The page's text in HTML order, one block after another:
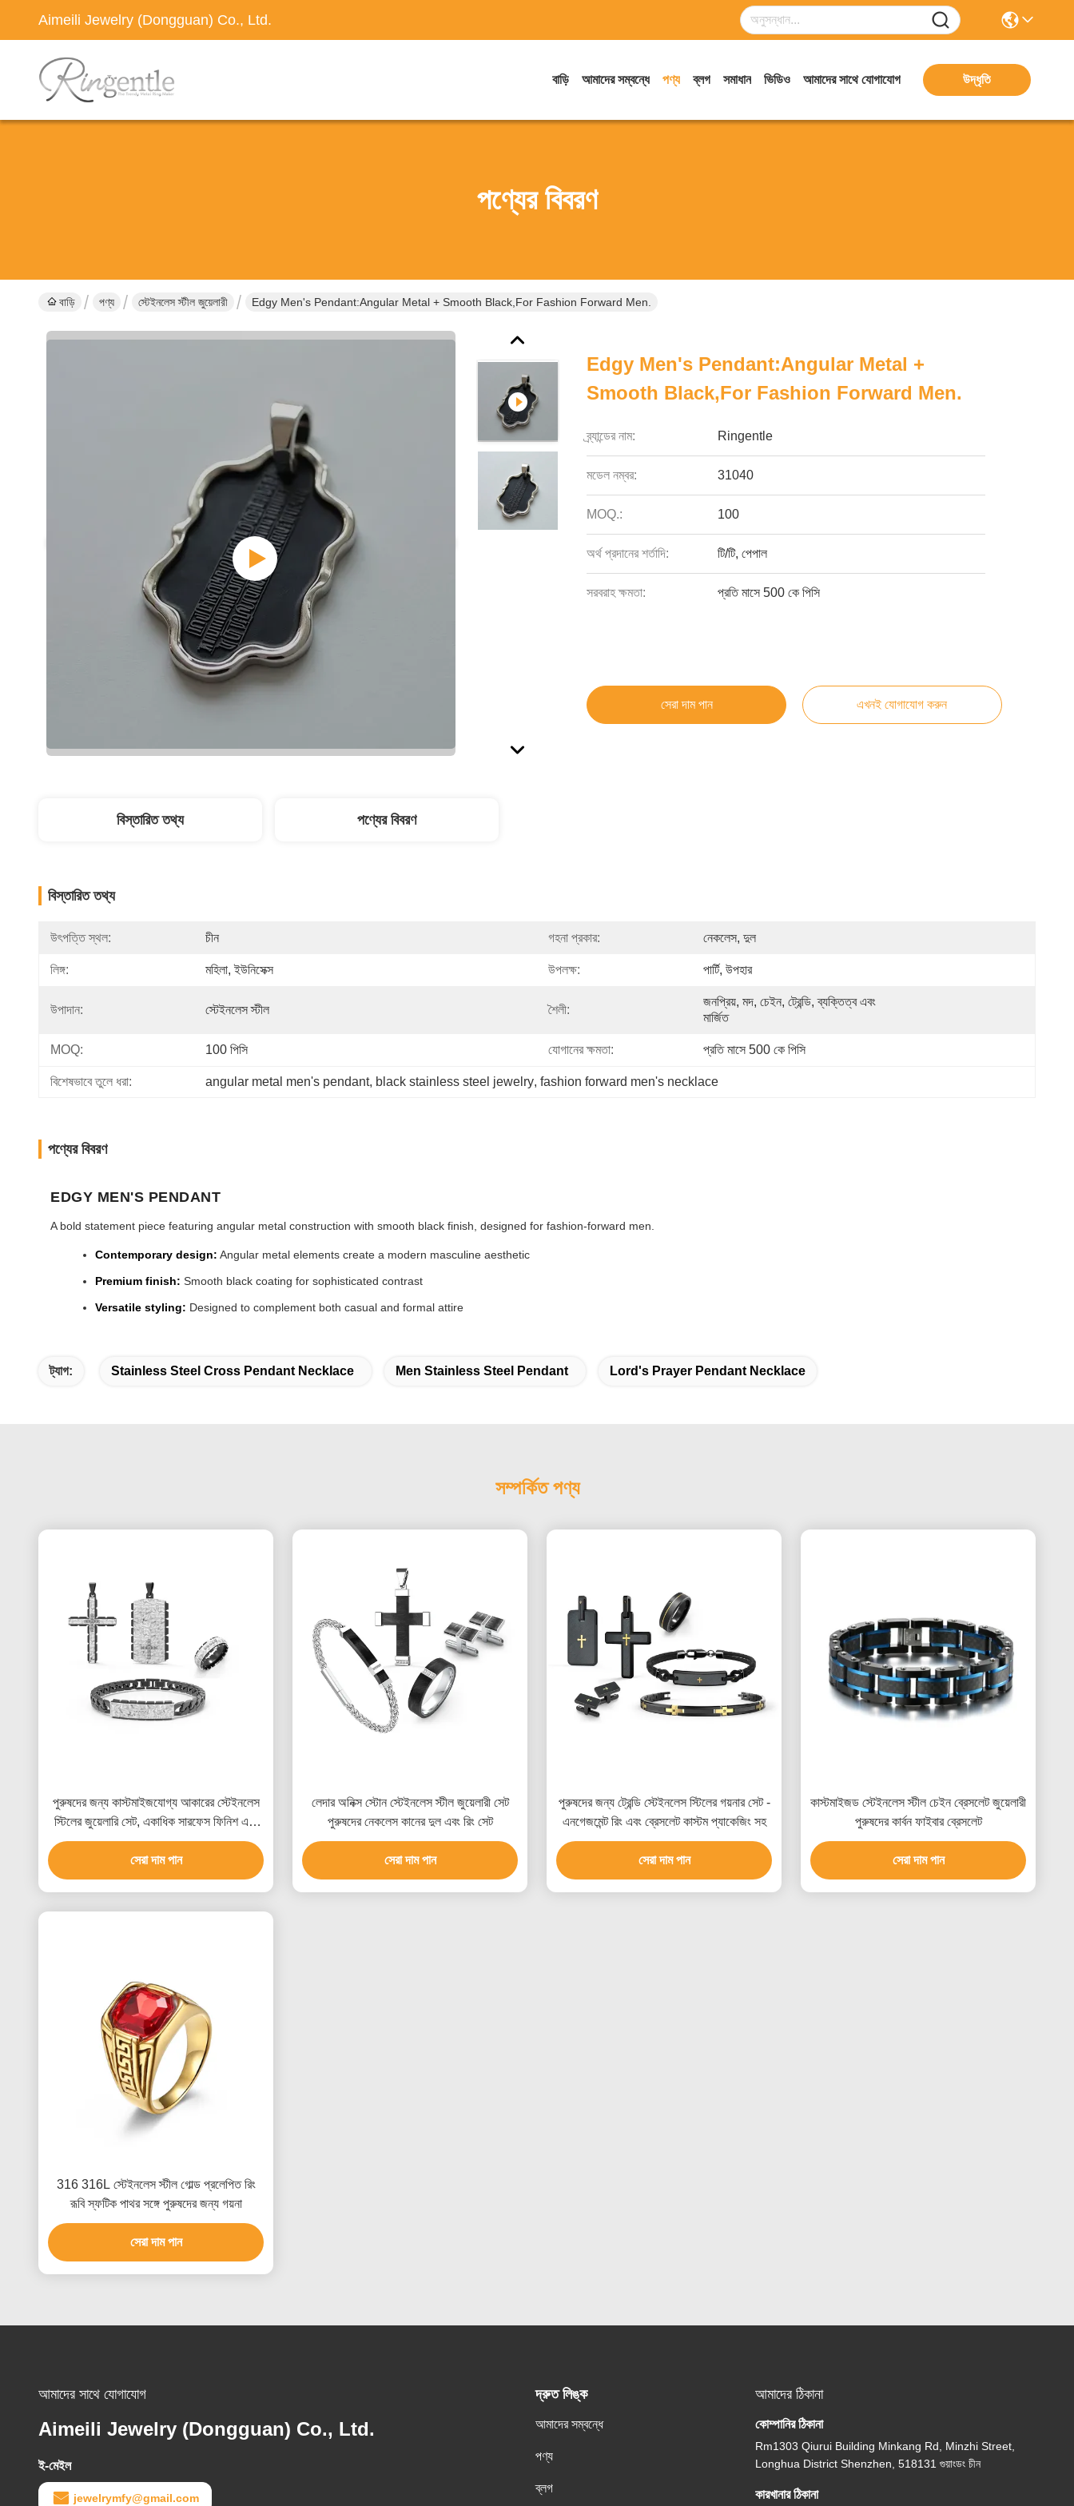
Aimeili Jewelry (Dongguan) Co., Ltd.
বাড়ি আমাদের সম্বন্ধে পণ্য ব্লগ সমাধান ভিডিও আমাদের সাথে যোগাযোগ উদ্ধৃতি
পণ্যের বিবরণ
বাড়ি পণ্য স্টেইনলেস স্টীল জুয়েলারী Edgy Men's Pendant:Angular Metal + Smooth Black,for Fashion Forward Men.
Edgy Men's Pendant:Angular Metal +
Smooth Black,for Fashion Forward Men.
ব্র্যান্ডের নাম: Ringentle
মডেল নম্বর: 31040
MOQ.: 100
অর্থ প্রদানের শর্তাদি: টি/টি, পেপাল
সরবরাহ ক্ষমতা: প্রতি মাসে 500 কে পিসি
সেরা দাম পান এখনই যোগাযোগ করুন
বিস্তারিত তথ্য পণ্যের বিবরণ
বিস্তারিত তথ্য
উৎপত্তি স্থল: চীন গহনা প্রকার: নেকলেস, দুল
লিঙ্গ: মহিলা, ইউনিসেক্স উপলক্ষ: পার্টি, উপহার
উপাদান: স্টেইনলেস স্টীল শৈলী:
জনপ্রিয়, মদ, চেইন, ট্রেন্ডি, ব্যক্তিত্ব এবং
মার্জিত
MOQ: 100 পিসি যোগানের ক্ষমতা: প্রতি মাসে 500 কে পিসি
বিশেষভাবে তুলে ধরা: angular metal men's pendant, black stainless steel jewelry, fashion forward men's necklace
পণ্যের বিবরণ
EDGY MEN'S PENDANT
A bold statement piece featuring angular metal construction with smooth black finish, designed for fashion-forward men.
Contemporary design: Angular metal elements create a modern masculine aesthetic
Premium finish: Smooth black coating for sophisticated contrast
Versatile styling: Designed to complement both casual and formal attire
ট্যাগ: Stainless Steel Cross Pendant Necklace Men Stainless Steel Pendant Lord's Prayer Pendant Necklace
সম্পর্কিত পণ্য
পুরুষদের জন্য কাস্টমাইজযোগ্য আকারের স্টেইনলেস
স্টিলের জুয়েলারি সেট, একাধিক সারফেস ফিনিশ এবং
বিভিন্ন ধাতব বিকল্প সহ
সেরা দাম পান
লেদার অনিক্স স্টোন স্টেইনলেস স্টীল জুয়েলারী সেট
পুরুষদের নেকলেস কানের দুল এবং রিং সেট
সেরা দাম পান
পুরুষদের জন্য ট্রেন্ডি স্টেইনলেস স্টিলের গয়নার সেট -
এনগেজমেন্ট রিং এবং ব্রেসলেট কাস্টম প্যাকেজিং সহ
সেরা দাম পান
কাস্টমাইজড স্টেইনলেস স্টীল চেইন ব্রেসলেট জুয়েলারী
পুরুষদের কার্বন ফাইবার ব্রেসলেট
সেরা দাম পান
316 316L স্টেইনলেস স্টীল গোল্ড প্রলেপিত রিং
রূবি স্ফটিক পাথর সঙ্গে পুরুষদের জন্য গয়না
সেরা দাম পান
আমাদের সাথে যোগাযোগ
Aimeili Jewelry (Dongguan) Co., Ltd.
ই-মেইল
jewelrymfy@gmail.com
দ্রুত লিঙ্ক
আমাদের সম্বন্ধে
পণ্য
ব্লগ
আমাদের ঠিকানা
কোম্পানির ঠিকানা
Rm1303 Qiurui Building Minkang Rd, Minzhi Street,
Longhua District Shenzhen, 518131 গুয়াংডং চীন
কারখানার ঠিকানা